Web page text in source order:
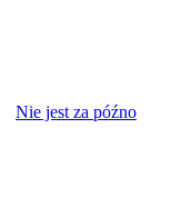
Nie jest za późno